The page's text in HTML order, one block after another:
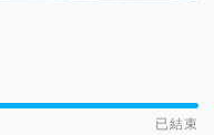
已結束